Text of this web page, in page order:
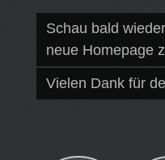
Schau bald
neue Homepage
Vielen Dank für